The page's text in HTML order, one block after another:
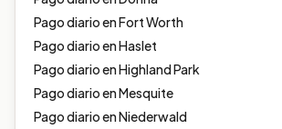
Pago diario enFort Worth
Pago diario enHaslet
Pago diario enHighland Park
Pago diario enMesquite
Pago diario enNiederwald